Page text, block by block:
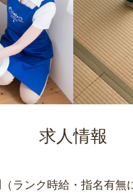
求人情報
（ランク時給・指名有